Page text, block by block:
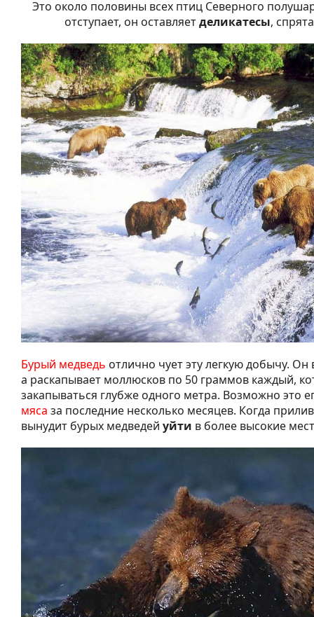
Это около половины всех птиц Северного
отступает, он оставляетделикатесы,
Бурый медведь отлично чует эту легкую добычу. Он
а раскапывает моллюсков по 50 граммов каждый,
закапываться глубже одного метра. Возможно это
мяса за последние несколько месяцев. Когда
вынудит бурых медведей уйти в более высокие